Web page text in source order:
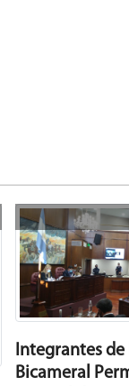
Integrantes
Bicameral